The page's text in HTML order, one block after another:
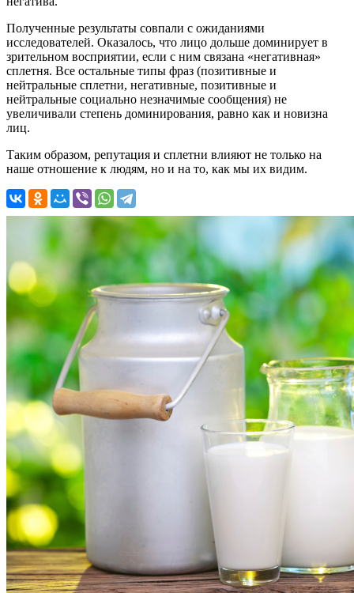
Полученные результаты совпали с ожиданиями
исследователей. Оказалось, что лицо дольше доминирует в
зрительном восприятии, если с ним связана «негативная»
сплетня. Все остальные типы фраз (позитивные и
нейтральные сплетни, негативные, позитивные и
нейтральные социально незначимые сообщения) не
увеличивали степень доминирования, равно как и новизна
лиц.
Таким образом, репутация и сплетни влияют не только на
наше отношение к людям, но и на то, как мы их видим.